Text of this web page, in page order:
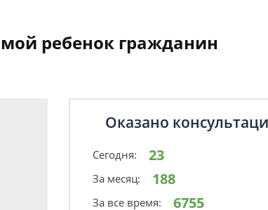
ребенок гражданин
Оказано
Сегодня: 23
За месяц: 188
За все время: 6755